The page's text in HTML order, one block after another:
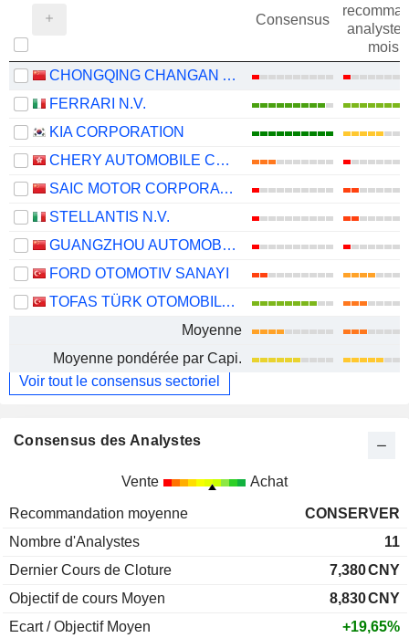
Consensus
mois
CHONGQING CHANGAN AUTOMOBILE COMPANY LIMITED
FERRARI N.V.
KIA CORPORATION
CHERY AUTOMOBILE CO., LTD.
SAIC MOTOR CORPORATION LIMITED
STELLANTIS N.V.
GUANGZHOU AUTOMOBILE GROUP CO., LTD.
FORD OTOMOTIV SANAYI
TOFAS TÜRK OTOMOBIL FABRIKASI ANONIM SIRKETI
Moyenne
Moyenne pondérée par Capi.
Voir tout le consensus sectoriel
Consensus des Analystes
Vente Achat
Recommandation moyenne
CONSERVER
Nombre d'Analystes
11
Dernier Cours de Cloture
7,380CNY
Objectif de cours Moyen
8,830CNY
Ecart / Objectif Moyen
+19,65%